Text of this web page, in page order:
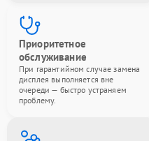
Приоритетное
обслуживание
При гарантийном случае замена
дисплея выполняется вне
очереди — быстро устраняем
проблему.